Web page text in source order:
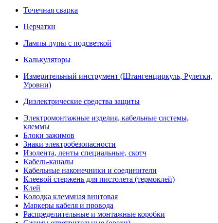
Точечная сварка
Перчатки
Лампы лупы с подсветкой
Калькуляторы
Измерительный инструмент (Штангенциркуль, Рулетки,
Уровни)
Диэлектрические средства защиты
Электромонтажные изделия, кабельные системы,
клеммы
Блоки зажимов
Знаки электробезопасности
Изолента, ленты специальные, скотч
Кабель-каналы
Кабельные наконечники и соединители
Клеевой стержень для пистолета (термоклей)
Клей
Колодка клеммная винтовая
Маркеры кабеля и провода
Распределительные и монтажные коробки